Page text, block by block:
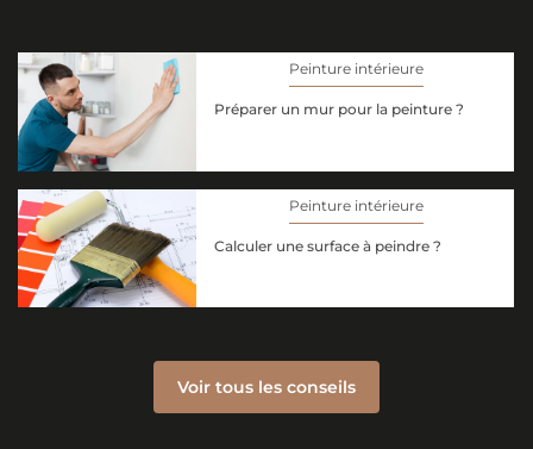
Peinture intérieure
Préparer un mur pour la peinture ?
Peinture intérieure
Calculer une surface à peindre ?
Voir tous les conseils